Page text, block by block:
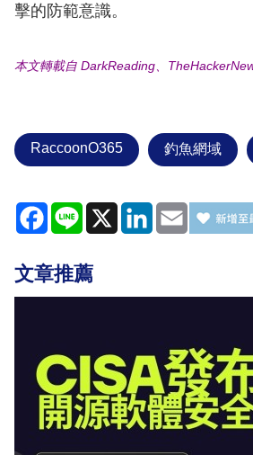
擊的防範意識。
本文轉載自 DarkReading、
RaccoonO365 釣魚網域
Facebook
Line X LinkedIn
Email
文章推薦